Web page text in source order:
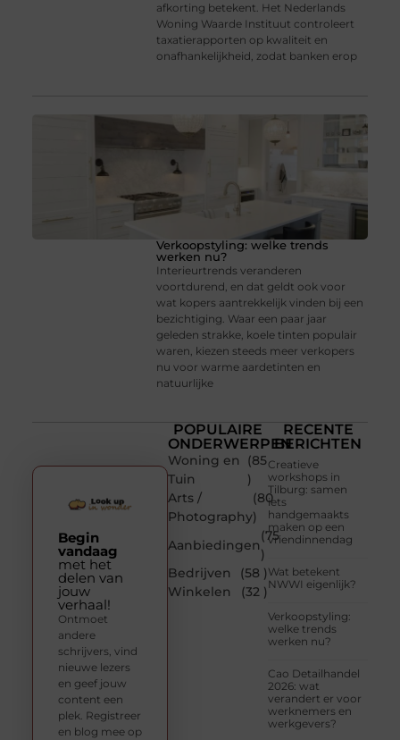
afkorting betekent. Het Nederlands
Woning Waarde Instituut controleert
taxatierapporten op kwaliteit en
onafhankelijkheid, zodat banken erop
Verkoopstyling: welke trends
werken nu?
Interieurtrends veranderen
voortdurend, en dat geldt ook voor
wat kopers aantrekkelijk vinden bij een
bezichtiging. Waar een paar jaar
geleden strakke, koele tinten populair
waren, kiezen steeds meer verkopers
nu voor warme aardetinten en
natuurlijke
POPULAIRE
ONDERWERPEN
Woning en
Tuin
(85
)
Arts /
Photography
(80
)
Aanbiedingen
(75
)
Bedrijven
(58 )
Winkelen
(32 )
RECENTE
BERICHTEN
Creatieve
workshops in
Tilburg: samen
iets
handgemaakts
maken op een
vriendinnendag
Wat betekent
NWWI eigenlijk?
Verkoopstyling:
welke trends
werken nu?
Cao Detailhandel
2026: wat
verandert er voor
werknemers en
werkgevers?
Begin
vandaag
met het
delen van
jouw
verhaal!
Ontmoet
andere
schrijvers, vind
nieuwe lezers
en geef jouw
content een
plek. Registreer
en blog mee op